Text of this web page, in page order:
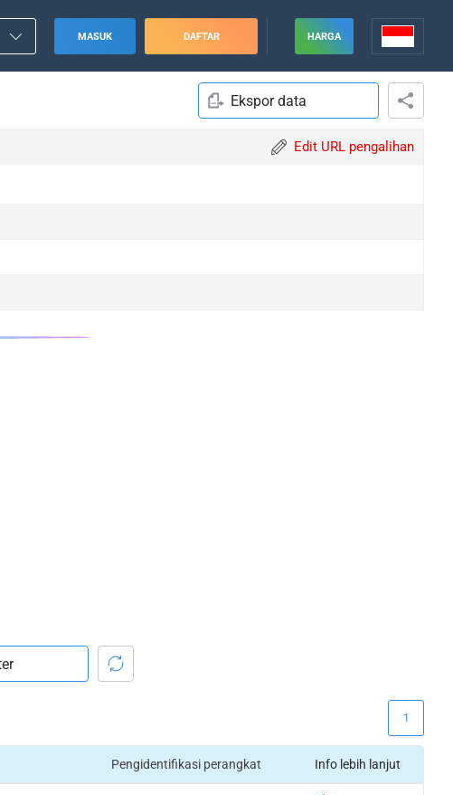
MASUK DAFTAR HARGA
Ekspor data
Edit URL pengalihan
1
Pengidentifikasi perangkat Info lebih lanjut